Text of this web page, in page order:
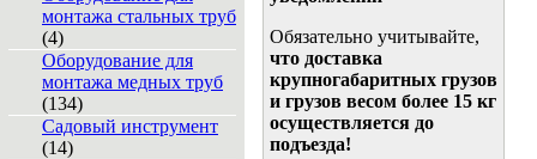
монтажа стальных труб
(4)
Оборудование для
монтажа медных труб
(134)
Садовый инструмент
(14)
Обязательно учитывайте,
что доставка
крупногабаритных грузов
и грузов весом более 15 кг
осуществляется до
подъезда!